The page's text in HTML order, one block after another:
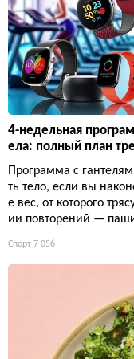
4-недельная
ела: полный план
Программа с
ть тело, если вы
е вес, от которого
ии повторений —
Спорт 7 056